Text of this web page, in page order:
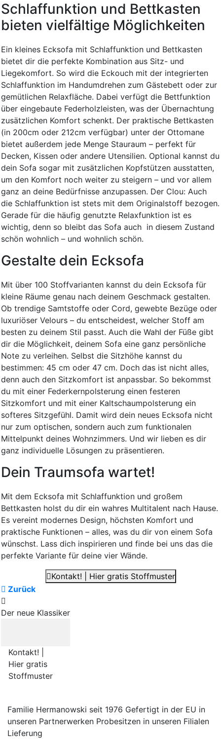
Schlaffunktion und Bettkasten
bieten vielfältige Möglichkeiten
Ein kleines Ecksofa mit Schlaffunktion und Bettkasten
bietet dir die perfekte Kombination aus Sitz- und
Liegekomfort. So wird die Eckouch mit der integrierten
Schlaffunktion im Handumdrehen zum Gästebett oder zur
gemütlichen Relaxfläche. Dabei verfügt die Bettfunktion
über eingebaute Federholzleisten, was der Übernachtung
zusätzlichen Komfort schenkt. Der praktische Bettkasten
(in 200cm oder 212cm verfügbar) unter der Ottomane
bietet außerdem jede Menge Stauraum – perfekt für
Decken, Kissen oder andere Utensilien. Optional kannst du
dein Sofa sogar mit zusätzlichen Kopfstützen ausstatten,
um den Komfort noch weiter zu steigern – und vor allem
ganz an deine Bedürfnisse anzupassen. Der Clou: Auch
die Schlaffunktion ist stets mit dem Originalstoff bezogen.
Gerade für die häufig genutzte Relaxfunktion ist es
wichtig, denn so bleibt das Sofa auch in diesem Zustand
schön wohnlich – und wohnlich schön.
Gestalte dein Ecksofa
Mit über 100 Stoffvarianten kannst du dein Ecksofa für
kleine Räume genau nach deinem Geschmack gestalten.
Ob trendige Samtstoffe oder Cord, gewebte Bezüge oder
luxuriöser Velours – du entscheidest, welcher Stoff am
besten zu deinem Stil passt. Auch die Wahl der Füße gibt
dir die Möglichkeit, deinem Sofa eine ganz persönliche
Note zu verleihen. Selbst die Sitzhöhe kannst du
bestimmen: 45 cm oder 47 cm. Doch das ist nicht alles,
denn auch den Sitzkomfort ist anpassbar. So bekommst
du mit einer Federkernpolsterung einen festeren
Sitzkomfort und mit einer Kaltschaumpolsterung ein
softeres Sitzgefühl. Damit wird dein neues Ecksofa nicht
nur zum optischen, sondern auch zum funktionalen
Mittelpunkt deines Wohnzimmers. Und wir lieben es dir
ganz individuelle Lösungen zu präsentieren.
Dein Traumsofa wartet!
Mit dem Ecksofa mit Schlaffunktion und großem
Bettkasten holst du dir ein wahres Multitalent nach Hause.
Es vereint modernes Design, höchsten Komfort und
praktische Funktionen – alles, was du dir von einem Sofa
wünschst. Lass dich inspirieren und finde bei uns das die
perfekte Variante für deine vier Wände.
Kontakt! | Hier gratis Stoffmuster
Zurück
Der neue Klassiker
Kontakt! |
Hier gratis
Stoffmuster
Familie Hermanowski seit 1976 Gefertigt in der EU in
unseren Partnerwerken Probesitzen in unseren Filialen
Lieferung